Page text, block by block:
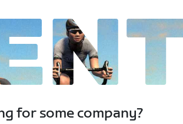
for some company?